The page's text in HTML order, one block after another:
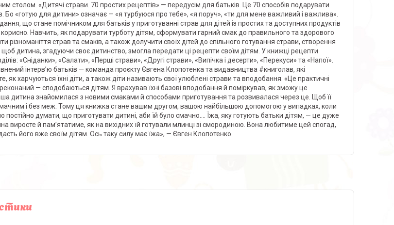
столом. «Дитячі страви. 70 простих рецептів» — передусім для батьків. Це 70 способів подарувати
Бо «готую для дитини» означає — «я турбуюся про тебе», «я поруч», «ти для мене важливий і важлива».
що стане помічником для батьків у приготуванні страв для дітей із простих та доступних продуктів
Навчить, як подарувати турботу дітям, сформувати гарний смак до правильного та здорового
різноманіття страв та смаків, а також долучити своїх дітей до спільного готування страви, створення
щоб дитина, згадуючи своє дитинство, змогла передати ці рецепти своїм дітям. У книжці рецепти
«Сніданки», «Салати», «Перші страви», «Другі страви», «Випічка і десерти», «Перекуси» та «Напої».
інтерв’ю батьків — команда проєкту Євгена Клопотенка та видавництва #книголав, які
як харчуються їхні діти, а також діти називають свої улюблені страви та вподобання. «Це практичні
— сподобаються дітям. Я врахував їхні базові вподобання й поміркував, як зможу це
дитина знайомилася з новими смаками й способами приготування та розвивалася через це. Щоб її
і без меж. Тому ця книжка стане вашим другом, вашою найбільшою допомогою у випадках, коли
постійно думати, що приготувати дитині, аби їй було смачно…. Їжа, яку готують батьки дітям, — це дуже
виросте й пам’ятатиме, як на вихідних їй готували млинці зі смородиною. Вона любитиме цей спогад,
його вже своїм дітям. Ось таку силу має їжа», — Євген Клопотенко.